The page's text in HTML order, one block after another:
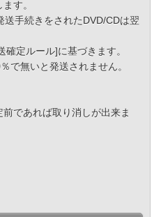
す。
手続きをされたDVD/CDは翌
定ルール]に基づきます。
で無いと発送されません。
であれば取り消しが出来ま